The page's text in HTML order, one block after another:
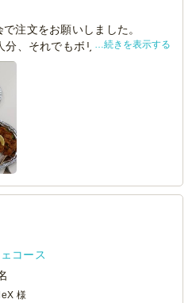
注文をお願いしました。
、それでもボリューム的には
むしろ少し残してしまい申し
いのも高評価、またリピート
続きを表示する
コース
様